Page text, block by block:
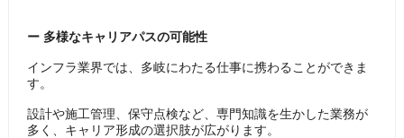
ー 多様なキャリアパスの可能性
インフラ業界では、多岐にわたる仕事に携わることができま
す。
設計や施工管理、保守点検など、専門知識を生かした業務が
多く、キャリア形成の選択肢が広がります。